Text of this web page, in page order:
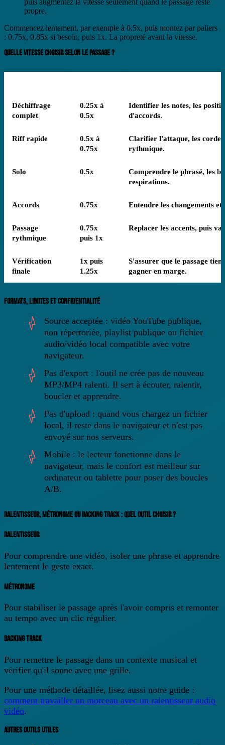
propre.
Commencez lentement, par exemple à 0.5x, puis montez par paliers
: 0.75x, 0.85x si besoin, puis 1x. La propreté avant la vitesse.
QUELLE VITESSE CHOISIR SELON LE PASSAGE ?
Déchiffrage
complet
0.25x à
0.5x
Identifier les notes, les
d'accords.
Riff rapide
0.5x à
0.75x
Clarifier l'attaque, les cordes
rythmique.
Solo 0.5x
Comprendre le phrasé, les
respirations.
Accords 0.75x Entendre les changements
Passage
rythmique
0.75x
puis 1x
Replacer les accents, puis
Vérification
finale
1x puis
1.25x
S'assurer que le passage
gagner en marge.
FORMATS, LIMITES ET CONFIDENTIALITÉ
Source acceptée : vidéo YouTube publique,
non répertoriée, playlist publique ou fichier
audio/vidéo local compatible avec votre
navigateur.
Pas d'export : l'outil ne crée pas de nouveau
MP3/MP4 ralenti. Il sert à écouter, ralentir,
boucler et apprendre.
Pas d'upload : quand vous chargez un fichier
local, il reste dans le navigateur et n'est pas
envoyé sur nos serveurs.
Mobile : le lecteur fonctionne dans le
navigateur, mais le confort est meilleur sur
ordinateur ou tablette pour poser des boucles
A/B.
RALENTISSEUR, MÉTRONOME OU BACKING TRACK : QUEL OUTIL CHOISIR ?
RALENTISSEUR
Pour comprendre une vidéo, isoler une phrase et apprendre
lentement le geste exact.
MÉTRONOME
Pour stabiliser le passage après l'avoir compris et remonter
au tempo avec un clic régulier.
BACKING TRACK
Pour remettre le passage dans un contexte musical et
vérifier qu'il sonne avec une grille.
Pour une méthode détaillée, lisez aussi notre guide :
comment travailler un morceau avec un ralentisseur audio
vidéo.
AUTRES OUTILS UTILES